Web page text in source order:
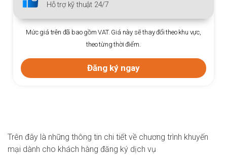
Hỗ trợ kỹ thuật 24/7
Mức giá trên đã bao gồm VAT. Giá này sẽ thay đổi theo khu vực,
theo từng thời điểm.
Đăng ký ngay
Trên đây là những thông tin chi tiết về chương trình khuyến
mại dành cho khách hàng đăng ký dịch vụ